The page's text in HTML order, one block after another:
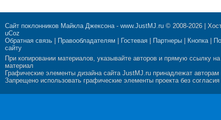
Сайт поклонников Майкла Джексона- www.JustMJ.ru © 2008-2026 |
uCoz
Обратная связь
Правообладателям Гостевая Партнеры Кнопка|
сайту
При копировании материалов, указывайте авторов и прямую ссылку на
материал
Графические элементы дизайна сайта JustMJ.ru принадлежат авторам
Запрещено использовать графические элементы проекта без согласия